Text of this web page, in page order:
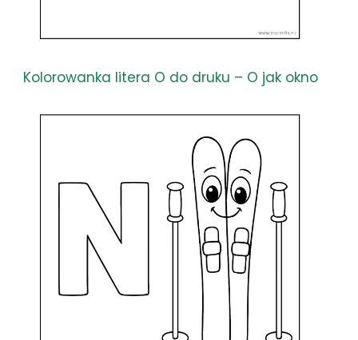
Kolorowanka litera O do druku – O jak okno